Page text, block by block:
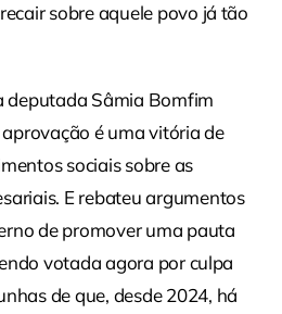
sobre aquele povo já tão
deputada Sâmia Bomfim
aprovação é uma vitória de
sociais sobre as
E rebateu argumentos
de promover uma pauta
votada agora por culpa
de que, desde 2024, há